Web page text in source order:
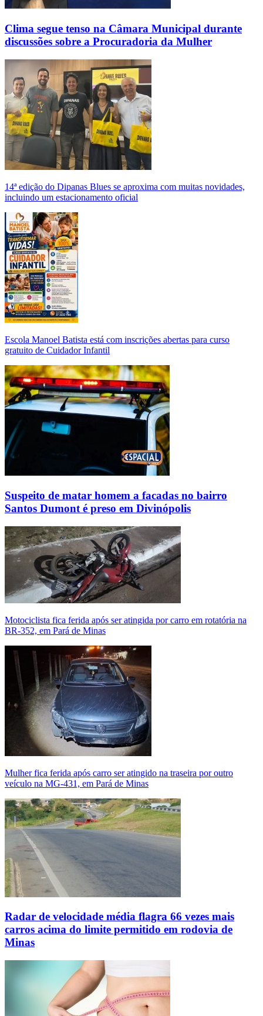
Clima segue tenso na Câmara Municipal durante
discussões sobre a Procuradoria da Mulher
14ª edição do Dipanas Blues se aproxima com muitas novidades,
incluindo um estacionamento oficial
Escola Manoel Batista está com inscrições abertas para curso
gratuito de Cuidador Infantil
Suspeito de matar homem a facadas no bairro
Santos Dumont é preso em Divinópolis
Motociclista fica ferida após ser atingida por carro em rotatória na
BR-352, em Pará de Minas
Mulher fica ferida após carro ser atingido na traseira por outro
veículo na MG-431, em Pará de Minas
Radar de velocidade média flagra 66 vezes mais
carros acima do limite permitido em rodovia de
Minas